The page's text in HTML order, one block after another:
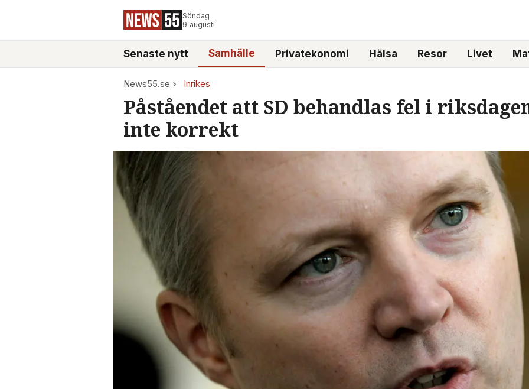
Söndag
9 augusti
Senaste nytt Samhälle Privatekonomi Hälsa Resor Livet
News55.se Inrikes
Påståendet att SD behandlas fel i
inte korrekt